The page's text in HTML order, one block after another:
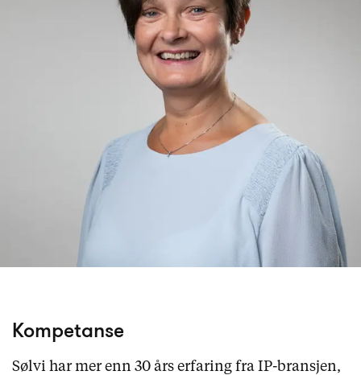
Kompetanse
Sølvi har mer enn 30 års erfaring fra IP-bransjen,